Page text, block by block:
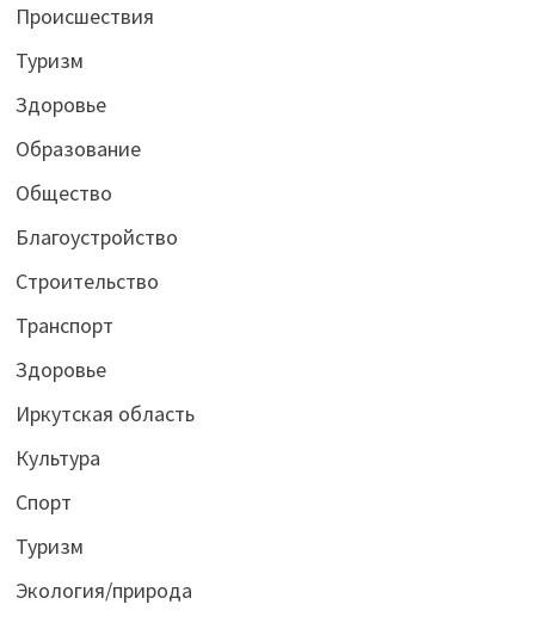
Происшествия
Туризм
Здоровье
Образование
Общество
Благоустройство
Строительство
Транспорт
Здоровье
Иркутская область
Культура
Спорт
Туризм
Экология/природа